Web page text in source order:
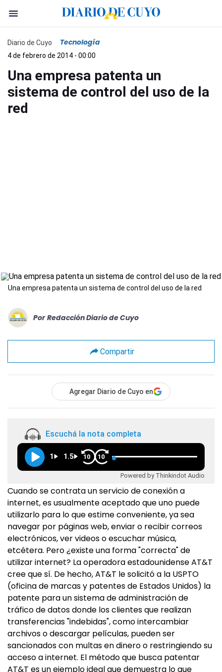
Diario de Cuyo Tecnología
4 de febrero de 2014 - 00:00
Una empresa patenta un
sistema de control del uso de la
red
Una empresa patenta un sistema de control del uso de la red
Por Redacción Diario de Cuyo
Compartir
Agregar Diario de Cuyo en
Escuchá la nota completa
1 1.5 10 10
Powered by Thinkindot Audio
Cuando se contrata un servicio de conexión a
internet, es usualmente aceptado que uno puede
utilizarlo para lo que estime conveniente, ya sea
navegar por páginas web, enviar o recibir correos
electrónicos, ver videos o escuchar música,
etcétera. Pero ¿existe una forma "correcta" de
utilizar internet? La operadora estadounidense AT&T
cree que sí. De hecho, AT&T le solicitó a la USPTO
(oficina de marcas y patentes de Estados Unidos) la
patente para un sistema de administración de
tráfico de datos donde los clientes que realizan
transferencias "indebidas", como intercambiar
archivos o descargar películas, pueden ser
sancionados con multas en dinero o restringiendo su
acceso a internet. El método que busca patentar
AT&T es un ejemplo ideal que demuestra lo que